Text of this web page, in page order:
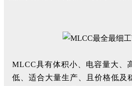
MLCC具有体积小、电容量大、
低、适合大量生产、且价格低及